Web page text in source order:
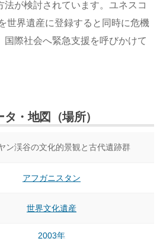
法が検討されています。ユネスコ
世界遺産に登録すると同時に危機
国際社会へ緊急支援を呼びかけて
・地図（場所）
ン渓谷の文化的景観と古代遺跡群
アフガニスタン
世界文化遺産
2003年